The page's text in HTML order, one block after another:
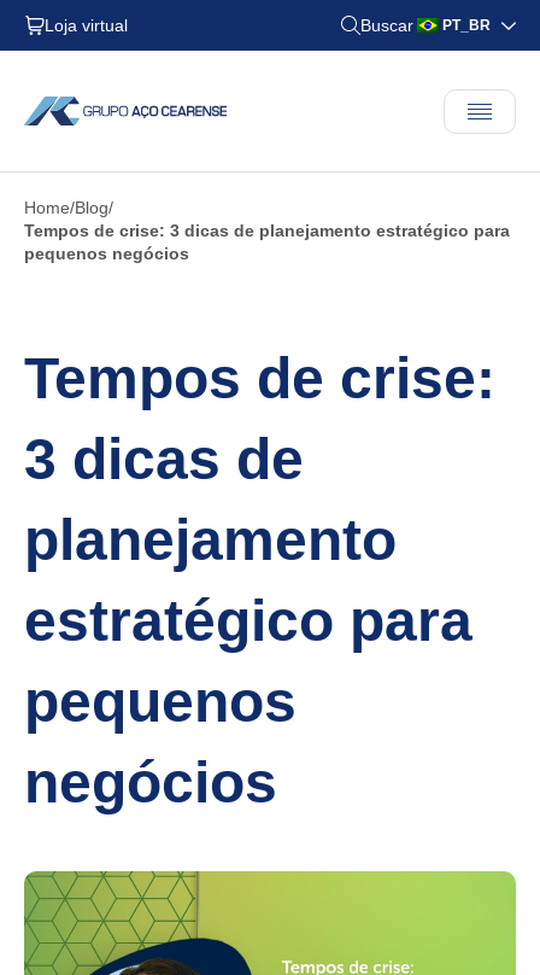
Loja virtual Buscar PT_BR
Home Blog
Tempos de crise: 3 dicas de planejamento estratégico para
pequenos negócios
Tempos de crise:
3 dicas de
planejamento
estratégico para
pequenos
negócios